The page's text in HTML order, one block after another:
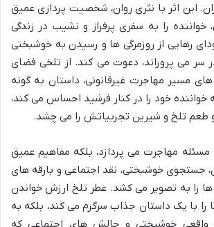
این اثر با نثری روان، شخصیت پردازی عمیق
را به سفری پرفراز و نشیب در زندگی
رهایی از روزمرگی ها و رسیدن به خوشبختی
سر می پروراند، دعوت می کند. از تلخی فضای
های مسیر مهاجرت غیرقانونی، داستان به گونه
خود را در کنار فرشید احساس می کند،
طعم تلخ و شیرین تجربیاتش را می چشد.
مسئله مهاجرت می پردازد، بلکه مفاهیم عمیق
جستجوی خوشبختی، نقد اجتماعی و بارقه های
را به تصویر می کشد. عطر تلخ ارزش خواندن
را با یک داستان جذاب سرگرم می کند، بلکه به
واقعی خوشبختی و چالش های اجتماعی که